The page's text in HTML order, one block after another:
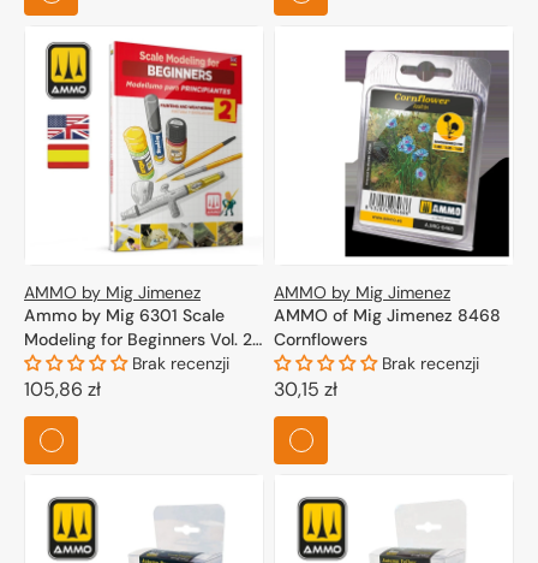
AMMO by Mig Jimenez
Ammo by Mig 6301 Scale
Modeling for Beginners Vol. 2:
Paint & Weathering (Bilingual)
Brak recenzji
Cena
regularna
105,86 zł
AMMO by Mig Jimenez
AMMO of Mig Jimenez 8468
Cornflowers
Brak recenzji
Cena
regularna
30,15 zł